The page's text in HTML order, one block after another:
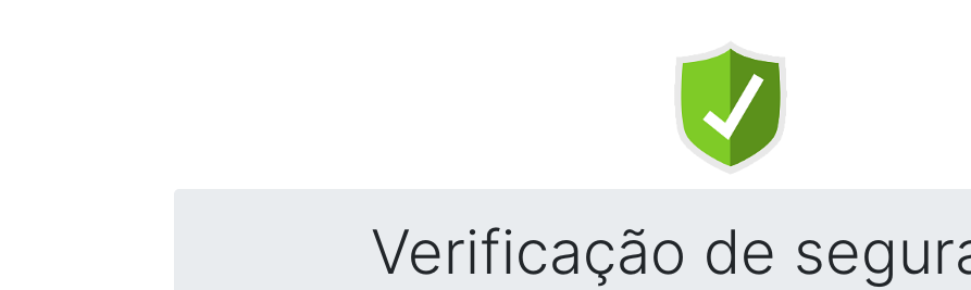
Verificação de